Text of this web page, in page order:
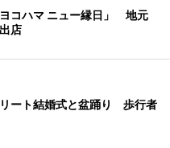
コハマ ニュー縁日」 地元
店
ート結婚式と盆踊り 歩行者